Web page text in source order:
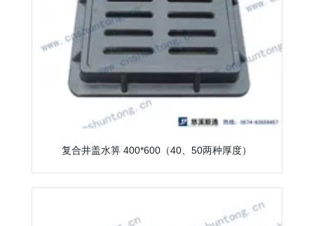
复合井盖水箅 400*600（40、50两种厚度）